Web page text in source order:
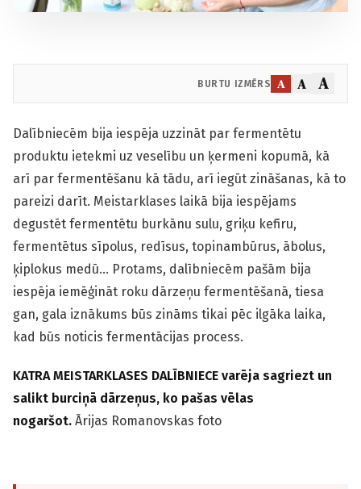
BURTU IZMĒRS A A A
Dalībniecēm bija iespēja uzzināt par fermentētu
produktu ietekmi uz veselību un ķermeni kopumā, kā
arī par fermentēšanu kā tādu, arī iegūt zināšanas, kā to
pareizi darīt. Meistarklases laikā bija iespējams
degustēt fermentētu burkānu sulu, griķu kefīru,
fermentētus sīpolus, redīsus, topinambūrus, ābolus,
ķiplokus medū… Protams, dalībniecēm pašām bija
iespēja iemēģināt roku dārzeņu fermentēšanā, tiesa
gan, gala iznākums būs zināms tikai pēc ilgāka laika,
kad būs noticis fermentācijas process.
KATRA MEISTARKLASES DALĪBNIECE varēja sagriezt un
salikt burciņā dārzeņus, ko pašas vēlas
nogaršot. Ārijas Romanovskas foto